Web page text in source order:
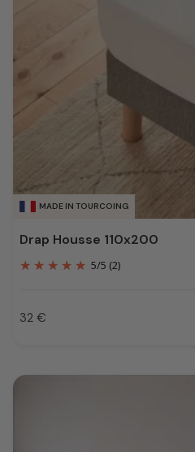
MADE IN TOURCOING
Drap Housse 110x200
5/5 (2)
Prix
32 €